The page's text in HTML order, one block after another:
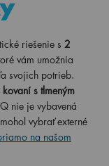
riešenie s 2
vám umožnia
svojich potrieb.
s tlmeným
nie je vybavená
vybrať externé
na našom